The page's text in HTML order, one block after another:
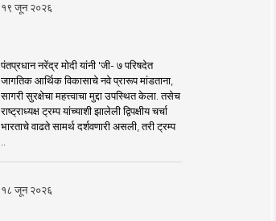
१९ जून २०२६
पंतप्रधान नरेंद्र मोदी यांनी 'जी- ७ परिषदेत
जागतिक आर्थिक विकासाचे नवे प्रारूप मांडताना,
सागरी सुरक्षेचा महत्त्वाचा मुद्दा उपस्थित केला. तसेच
राष्ट्राध्यक्ष ट्रम्प यांच्याशी झालेली द्विपक्षीय चर्चा
भारताचे वाढते सामर्थ दर्शवणारी असली, तरी ट्रम्प
१८ जून २०२६